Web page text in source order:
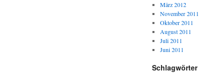
März 2012
November 2011
Oktober 2011
August 2011
Juli 2011
Juni 2011
Schlagwörter